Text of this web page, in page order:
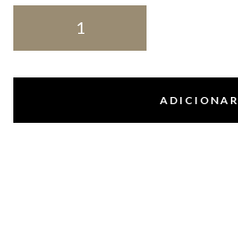
ADICIONAR